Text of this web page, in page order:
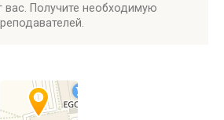
вас. Получите необходимую